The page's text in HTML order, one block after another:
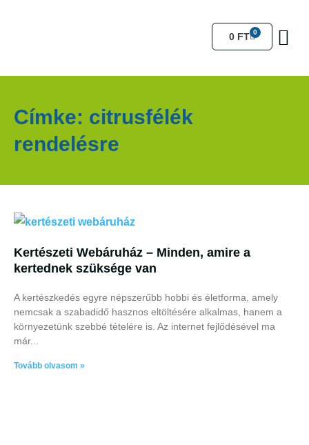
0 FT 0
Címke: citrusfélék
rendelésre
Kertészeti Webáruház – Minden, amire a
kertednek szüksége van
A kertészkedés egyre népszerűbb hobbi és életforma, amely
nemcsak a szabadidő hasznos eltöltésére alkalmas, hanem a
környezetünk szebbé tételére is. Az internet fejlődésével ma
már
Tovább olvasom »